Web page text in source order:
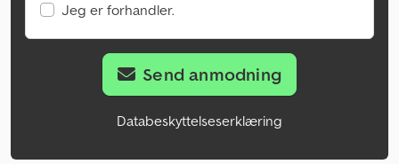
Jeg er forhandler.
Send anmodning
Databeskyttelseserklæring